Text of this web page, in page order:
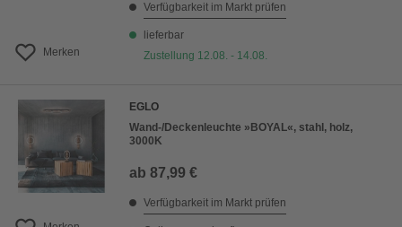
Merken
Verfügbarkeit im Markt prüfen
lieferbar
Zustellung 12.08. - 14.08.
EGLO
Wand-/Deckenleuchte »BOYAL«, stahl, holz,
3000K
ab 87,99 €
Verfügbarkeit im Markt prüfen